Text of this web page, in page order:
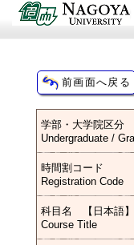
学部・大学院区分
Undergraduate /
時間割コード
Registration Code
科目名 【日本語】
Course Title